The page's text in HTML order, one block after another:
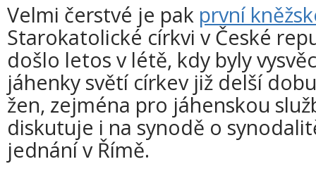
Velmi čerstvé je pak první
Starokatolické církvi v České
došlo letos v létě, kdy byly
jáhenky světí církev již delší
žen, zejména pro jáhenskou
diskutuje i na synodě o
jednání v Římě.